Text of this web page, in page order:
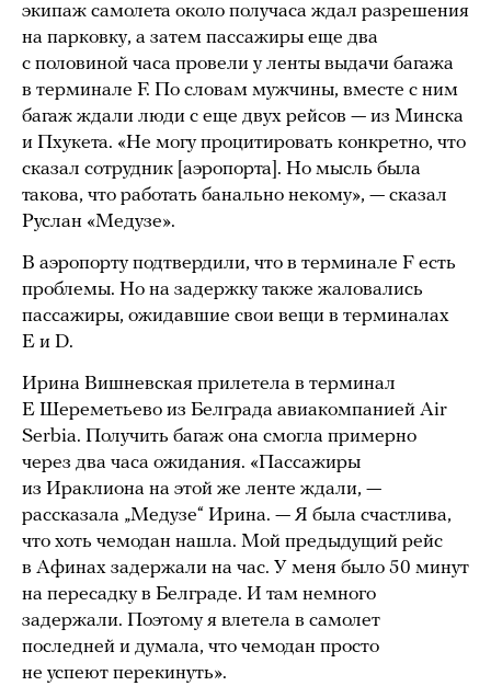
экипаж самолета около получаса ждал разрешения
на парковку, а затем пассажиры еще два
с половиной часа провели у ленты выдачи багажа
в терминале F. По словам мужчины, вместе с ним
багаж ждали люди с еще двух рейсов — из Минска
и Пхукета. «Не могу процитировать конкретно, что
сказал сотрудник [аэропорта]. Но мысль была
такова, что работать банально некому», — сказал
Руслан «Медузе».
В аэропорту подтвердили, что в терминале F есть
проблемы. Но на задержку также жаловались
пассажиры, ожидавшие свои вещи в терминалах
E и D.
Ирина Вишневская прилетела в терминал
E Шереметьево из Белграда авиакомпанией Air
Serbia. Получить багаж она смогла примерно
через два часа ожидания. «Пассажиры
из Ираклиона на этой же ленте ждали, —
рассказала „Медузе“ Ирина. — Я была счастлива,
что хоть чемодан нашла. Мой предыдущий рейс
в Афинах задержали на час. У меня было 50 минут
на пересадку в Белграде. И там немного
задержали. Поэтому я влетела в самолет
последней и думала, что чемодан просто
не успеют перекинуть».